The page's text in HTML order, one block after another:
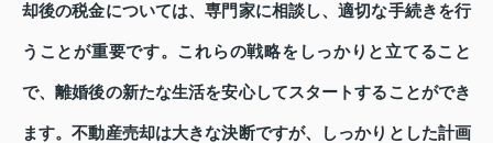
却後の税金については、専門家に相談し、適切な手続きを行
うことが重要です。これらの戦略をしっかりと立てること
で、離婚後の新たな生活を安心してスタートすることができ
ます。不動産売却は大きな決断ですが、しっかりとした計画